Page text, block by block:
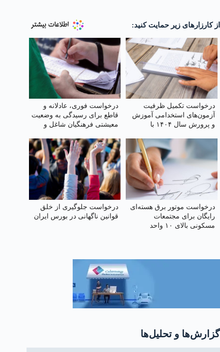
از کارزارهای زیر حمایت کنید:
درخواست تکمیل ظرفیت
آزمون‌های استخدامی آموزش
و پرورش سال ۱۴۰۴ با
درخواست فوری، عادلانه و
قاطع برای رسیدگی به وضعیت
معیشتی فرهنگیان شاغل و
درخواست موتور برق هسته‌ای
رایگان برای مجتمعات
مسکونی بالای ۱۰ واحد
درخواست جلوگیری از خلق
قوانین ناگهانی در بورس ایران
گزارش‌ها و تحلیل‌ها